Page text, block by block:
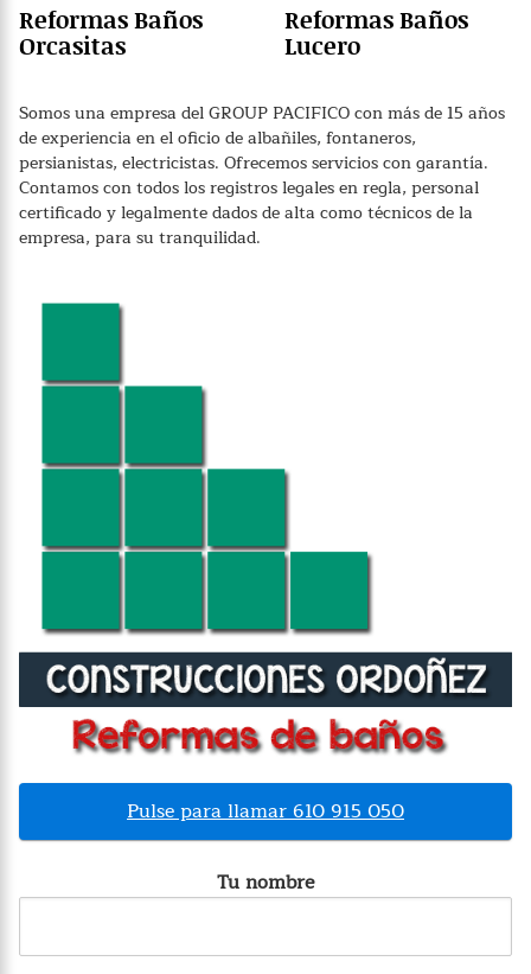
Reformas Baños
Orcasitas
Reformas Baños
Lucero
Somos una empresa del GROUP PACIFICO con más de 15 años
de experiencia en el oficio de albañiles, fontaneros,
persianistas, electricistas. Ofrecemos servicios con garantía.
Contamos con todos los registros legales en regla, personal
certificado y legalmente dados de alta como técnicos de la
empresa, para su tranquilidad.
Pulse para llamar 610 915 050
Tu nombre